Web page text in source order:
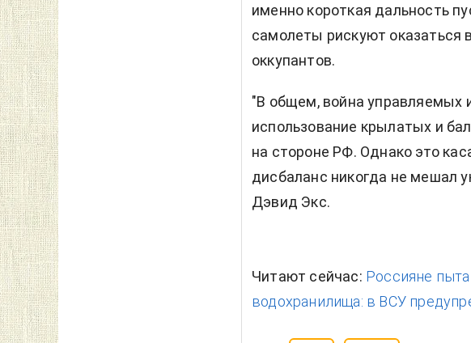
именно короткая дальность
самолеты рискуют оказаться
оккупантов.
"В общем, война управляемых
использование крылатых и
на стороне РФ. Однако это
дисбаланс никогда не мешал
Дэвид Экс.
Читают сейчас: Россияне
водохранилища: в ВСУ